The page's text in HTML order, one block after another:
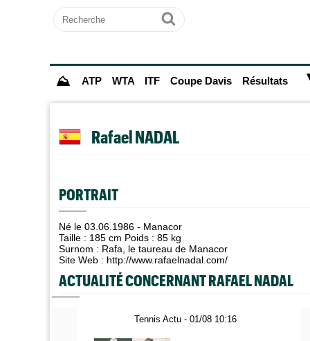
Recherche
Ok
⛰ ATP WTA ITF Coupe Davis Résultats
Rafael NADAL
PORTRAIT
Né le 03.06.1986 - Manacor
Taille : 185 cm Poids : 85 kg
Surnom : Rafa, le taureau de Manacor
Site Web : http://www.rafaelnadal.com/
ACTUALITÉ CONCERNANT RAFAEL NADAL
Tennis Actu - 01/08 10:16